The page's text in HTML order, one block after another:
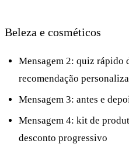
Beleza e cosméticos
Mensagem 2: quiz rápido
recomendação
Mensagem 3: antes e
Mensagem 4: kit de
desconto progressivo